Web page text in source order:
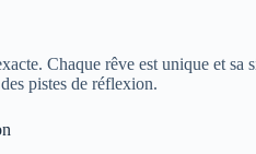
Chaque rêve est unique et
pistes de réflexion.